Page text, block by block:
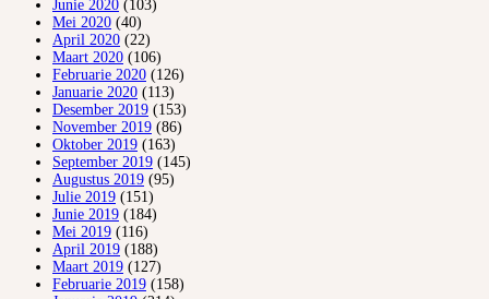
Junie 2020 (103)
Mei 2020 (40)
April 2020 (22)
Maart 2020 (106)
Februarie 2020 (126)
Januarie 2020 (113)
Desember 2019 (153)
November 2019 (86)
Oktober 2019 (163)
September 2019 (145)
Augustus 2019 (95)
Julie 2019 (151)
Junie 2019 (184)
Mei 2019 (116)
April 2019 (188)
Maart 2019 (127)
Februarie 2019 (158)